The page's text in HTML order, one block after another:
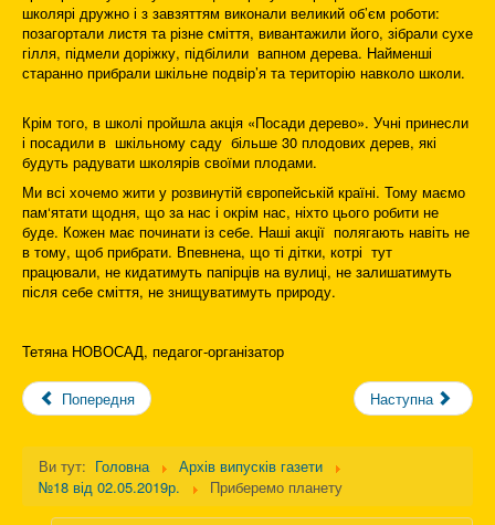
школярі дружно і з завзяттям виконали великий об’єм роботи:
позагортали листя та різне сміття, вивантажили його, зібрали сухе
гілля, підмели доріжку, підбілили вапном дерева. Найменші
старанно прибрали шкільне подвір’я та територію навколо школи.
Крім того, в школі пройшла акція «Посади дерево». Учні принесли
і посадили в шкільному саду більше 30 плодових дерев, які
будуть радувати школярів своїми плодами.
Ми всі хочемо жити у розвинутій європейській країні. Тому маємо
пам‘ятати щодня, що за нас і окрім нас, ніхто цього робити не
буде. Кожен має починати із себе. Наші акції полягають навіть не
в тому, щоб прибрати. Впевнена, що ті дітки, котрі тут
працювали, не кидатимуть папірців на вулиці, не залишатимуть
після себе сміття, не знищуватимуть природу.
Тетяна НОВОСАД, педагог-організатор
Попередня Наступна
Ви тут: Головна
Архів випусків газети
№18 від 02.05.2019р.
Приберемо планету